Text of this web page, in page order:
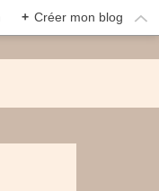
+ Créer mon blog